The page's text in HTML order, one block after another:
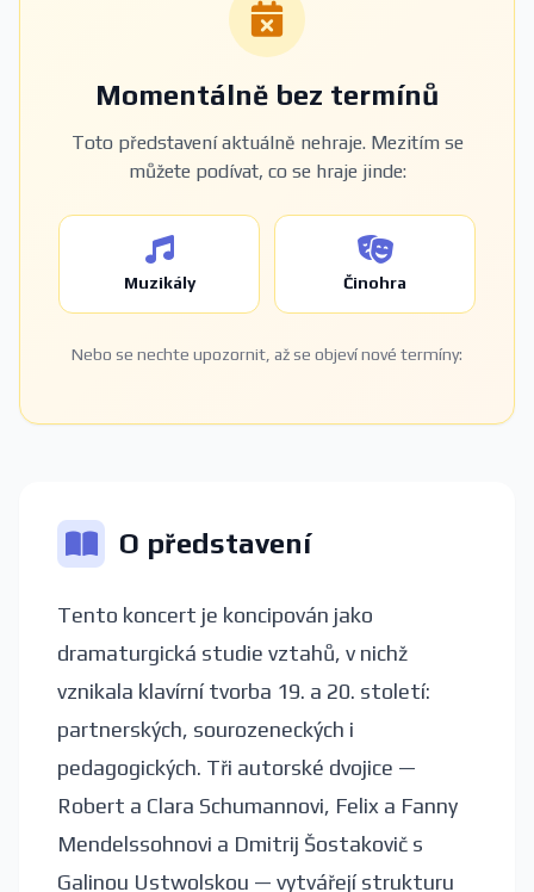
Momentálně bez termínů
Toto představení aktuálně nehraje. Mezitím se
můžete podívat, co se hraje jinde:
Muzikály Činohra
Nebo se nechte upozornit, až se objeví nové termíny:
O představení
Tento koncert je koncipován jako
dramaturgická studie vztahů, v nichž
vznikala klavírní tvorba 19. a 20. století:
partnerských, sourozeneckých i
pedagogických. Tři autorské dvojice —
Robert a Clara Schumannovi, Felix a Fanny
Mendelssohnovi a Dmitrij Šostakovič s
Galinou Ustwolskou — vytvářejí strukturu